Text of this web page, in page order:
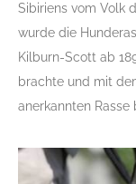
Gruppe 5
Sibiriens vom Volk
wurde die
Kilburn-Scott ab
brachte und mit
anerkannten Rasse